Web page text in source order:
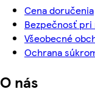
Cena doručenia
Bezpečnosť pri
Všeobecné
Ochrana
O nás